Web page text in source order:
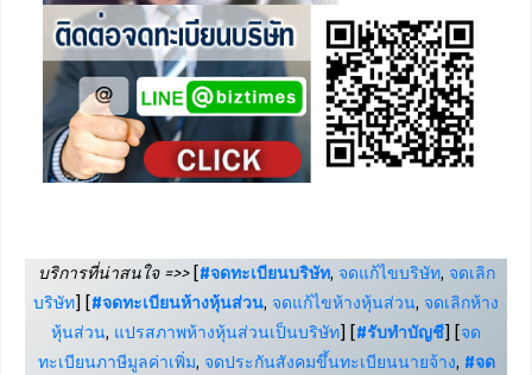
บริการที่น่าสนใจ =>>[#จดทะเบียนบริษัท, จดแก้ไขบริษัท, จดเลิก
บริษัท] [#จดทะเบียนห้างหุ้นส่วน, จดแก้ไขห้างหุ้นส่วน, จดเลิกห้าง
หุ้นส่วน, แปรสภาพห้างหุ้นส่วนเป็นบริษัท] [#รับทำบัญชี] [จด
ทะเบียนภาษีมูลค่าเพิ่ม, จดประกันสังคมขึ้นทะเบียนนายจ้าง, #จด